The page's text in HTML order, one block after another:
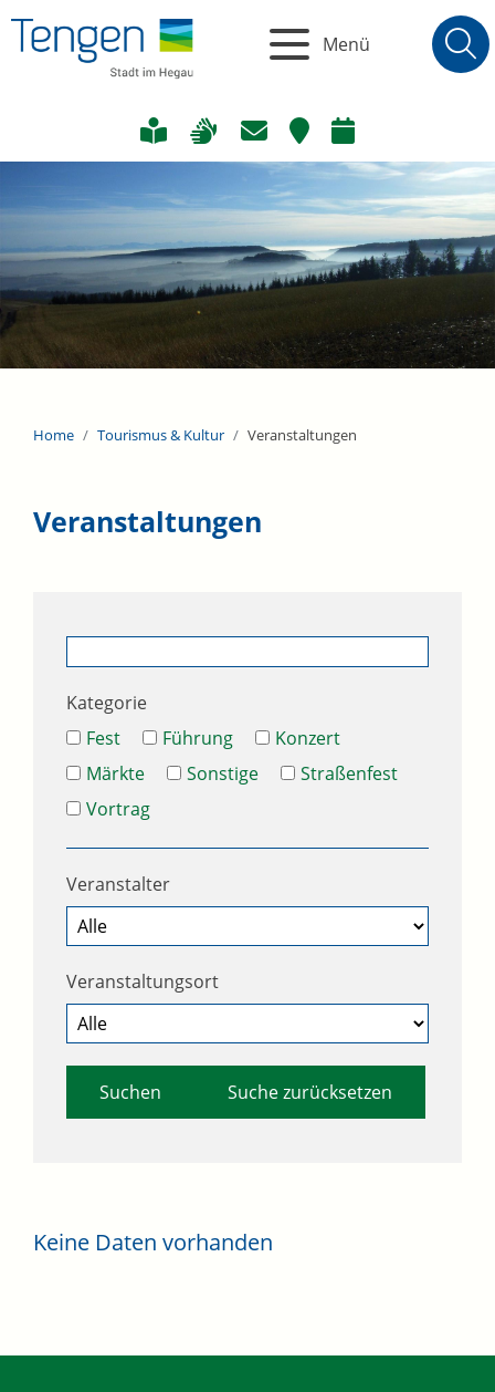
Menü
Home Tourismus & Kultur Veranstaltungen
Veranstaltungen
Kategorie
Fest
Führung
Konzert
Märkte
Sonstige
Straßenfest
Vortrag
Veranstalter
Veranstaltungsort
Suche zurücksetzen
Keine Daten vorhanden